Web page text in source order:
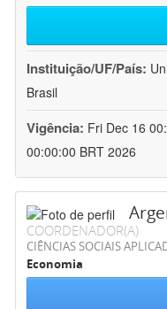
Instituição/UF/País:
Brasil
Vigência: Fri Dec 16
00:00:00 BRT 2026
COORDENADOR(A)
CIÊNCIAS SOCIAIS
Economia